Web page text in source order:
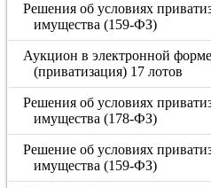
Решения об условиях
имущества (159-ФЗ)
Аукцион в электронной
(приватизация) 17 лотов
Решения об условиях
имущества (178-ФЗ)
Решение об условиях
имущества (159-ФЗ)